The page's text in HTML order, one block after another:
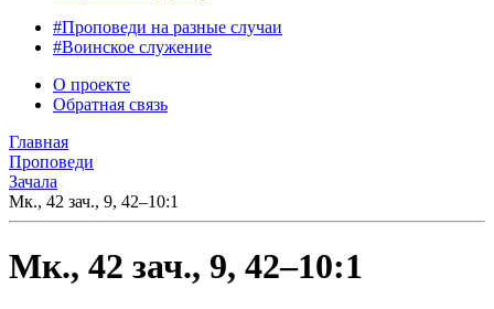
#Проповеди на разные случаи
#Воинское служение
О проекте
Обратная связь
Главная
Проповеди
Зачала
Мк., 42 зач., 9, 42–10:1
Мк., 42 зач., 9, 42–10:1